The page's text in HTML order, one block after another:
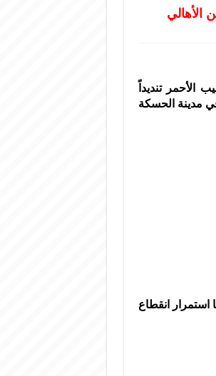
الأهالي
الأحمر تنديداً
مدينة الحسكة
استمرار انقطاع